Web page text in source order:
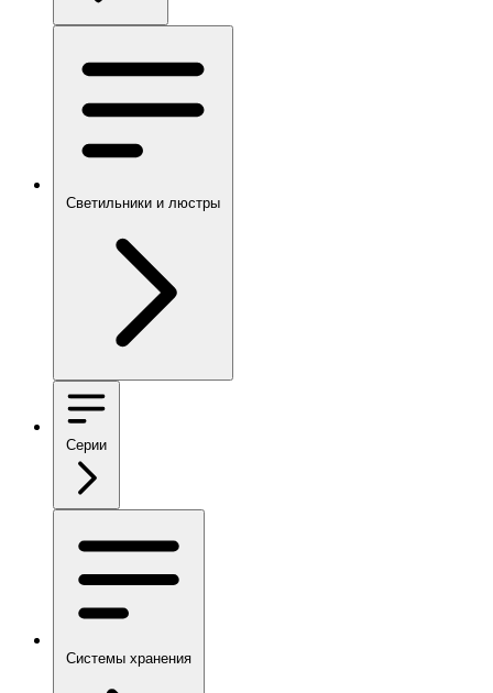
Светильники и люстры
Серии
Системы хранения